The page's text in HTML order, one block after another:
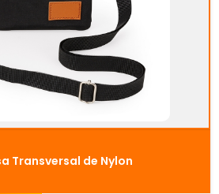
Transversal de Nylon